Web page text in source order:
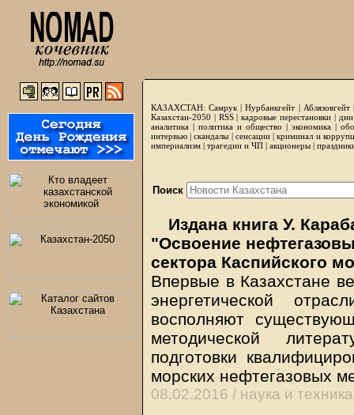
КАЗАХСТАН: Самрук |Нурбанкгейт | Аблязовгейт
Казахстан-2050 | RSS|кадровые перестановки|
аналитика | политика и общество | экономика |
интервью |скандалы | сенсации|криминал и
империализм | трагедии и ЧП | акционеры |
Поиск
Издана книга У.
"Освоение
сектора Каспийского
Впервые в Казахстане
энергетической
восполняют
методической
подготовки
морских нефтегазовых
08.02.2016 / наука и техника